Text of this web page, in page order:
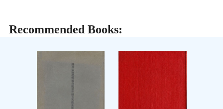
Recommended Books: